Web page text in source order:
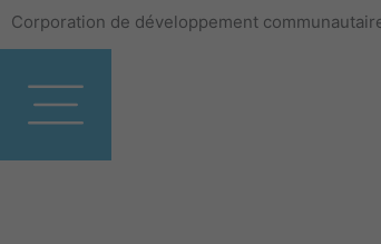
AllerCorporation de développement